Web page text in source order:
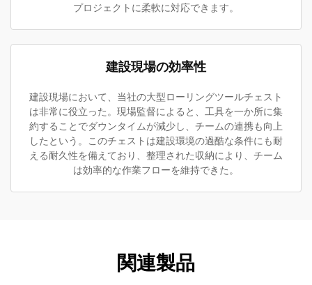
プロジェクトに柔軟に対応できます。
建設現場の効率性
建設現場において、当社の大型ローリングツールチェスト
は非常に役立った。現場監督によると、工具を一か所に集
約することでダウンタイムが減少し、チームの連携も向上
したという。このチェストは建設環境の過酷な条件にも耐
える耐久性を備えており、整理された収納により、チーム
は効率的な作業フローを維持できた。
関連製品